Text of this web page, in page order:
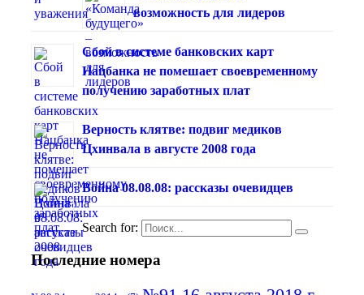
возможность для лидеров
Сбой в системе банковских карт
Нацбанка не помешает своевременному
получению заработных плат
Верность клятве: подвиг медиков
Цхинвала в августе 2008 года
Война 08.08.08: рассказы очевидцев
Search for:
Последние номера